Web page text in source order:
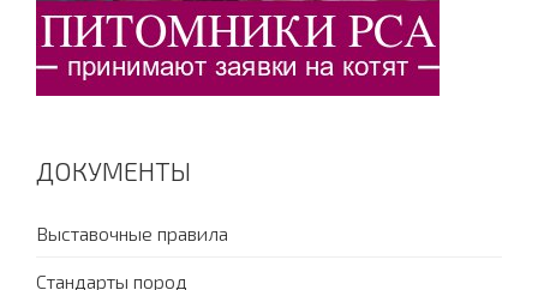
ДОКУМЕНТЫ
Выставочные правила
Стандарты пород